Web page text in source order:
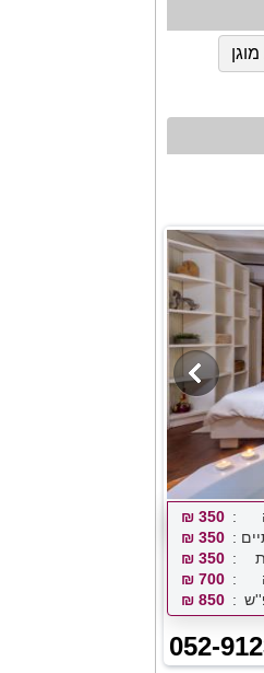
350 ₪
350 ₪
350 ₪
700 ₪
850 ₪
052-